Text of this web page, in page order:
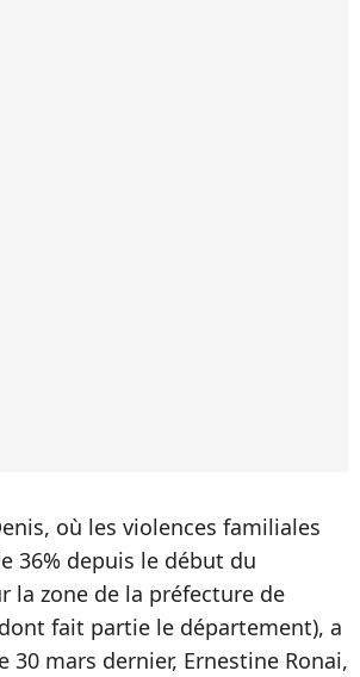
où les violences familiales
36% depuis le début du
la zone de la préfecture de
fait partie le département), a
30 mars dernier, Ernestine Ronai,